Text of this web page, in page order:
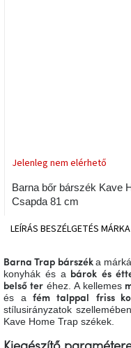
Belső
tavaszi
színekben
Tavasz
A
tűz
mellett
ülve
Barna bőr bárszék Kave
Csapda 81 cm
Jelenleg nem elérhető
LEÍRÁS BESZÉLGETÉS MÁRKA
Barna Trap bárszék a
konyhák és a bárok és
belső teréhez. A kellemes
és afém talppal friss
stílusirányzatok
Kave Home Trap székek.